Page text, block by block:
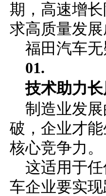
期，高速增
求高质量发
福田汽车
01.
技术助力
制造业发
破，企业才
核心竞争力。
这适用于
车企业要实